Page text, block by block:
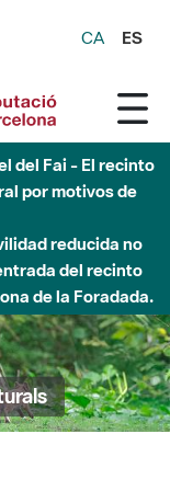
CA ES
del Fai - El recinto
por motivos de
reducida no
del recinto
de la Foradada.